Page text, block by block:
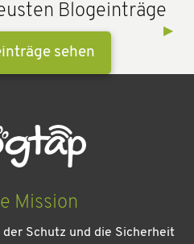
Blogeinträge
Next
▶︎
sehen
Mission
Schutz und die Sicherheit